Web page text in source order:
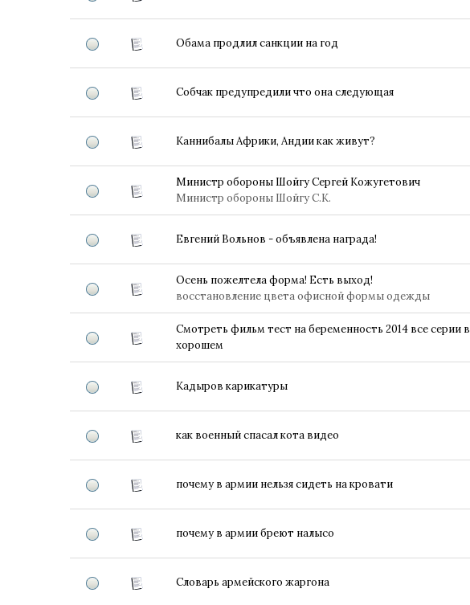
Обама продлил санкции на год
Собчак предупредили что она следующая
Каннибалы Африки, Андии как живут?
Министр обороны Шойгу Сергей Кожугетович
Министр обороны Шойгу С.К.
Евгений Вольнов - объявлена награда!
Осень пожелтела форма! Есть выход!
восстановление цвета офисной формы одежды
Смотреть фильм тест на беременность 2014 все серии в
хорошем
Кадыров карикатуры
как военный спасал кота видео
почему в армии нельзя сидеть на кровати
почему в армии бреют налысо
Словарь армейского жаргона